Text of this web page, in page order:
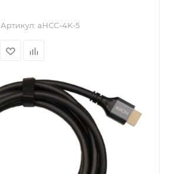
Артикул: aHCC-4K-5